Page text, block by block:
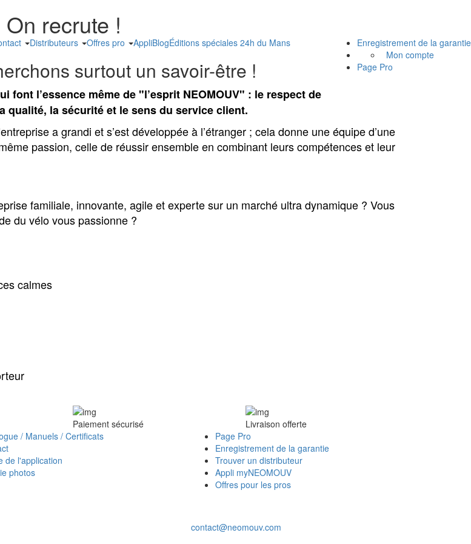
Enregistrement de la garantie
Mon compte
Page Pro
Distributeurs Offres pro AppliBlogÉditions spéciales 24h du Mans
On recrute !
surtout un savoir-être !
font l’essence même de "l’esprit NEOMOUV" : le respect de
qualité, la sécurité et le sens du service client.
a grandi et s’est développée à l’étranger ; cela donne une équipe d’une
passion, celle de réussir ensemble en combinant leurs compétences et leur
familiale, innovante, agile et experte sur un marché ultra dynamique ? Vous
du vélo vous passionne ?
calmes
Paiement sécurisé
Livraison offerte
/ Manuels / Certificats
de l'application
photos
Page Pro
Enregistrement de la garantie
Trouver un distributeur
Appli myNEOMOUV
Offres pour les pros
contact@neomouv.com